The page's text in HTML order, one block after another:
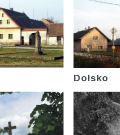
Dolsko